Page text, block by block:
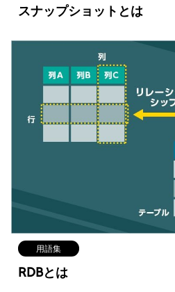
スナップショットとは
用語集
RDBとは